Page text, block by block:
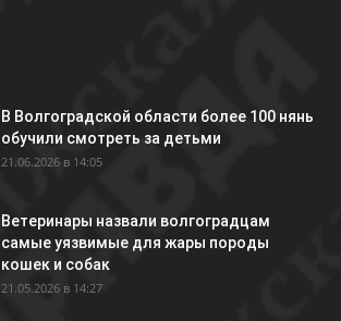
В Волгоградской области более 100 нянь
обучили смотреть за детьми
21.06.2026 в 14:05
Ветеринары назвали волгоградцам
самые уязвимые для жары породы
кошек и собак
21.05.2026 в 14:27